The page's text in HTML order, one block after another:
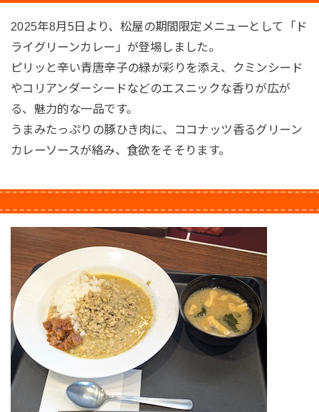
2025年8月5日より、松屋の期間限定メニューとして「ド
ライグリーンカレー」が登場しました。
ピリッと辛い青唐辛子の緑が彩りを添え、クミンシード
やコリアンダーシードなどのエスニックな香りが広が
る、魅力的な一品です。
うまみたっぷりの豚ひき肉に、ココナッツ香るグリーン
カレーソースが絡み、食欲をそそります。